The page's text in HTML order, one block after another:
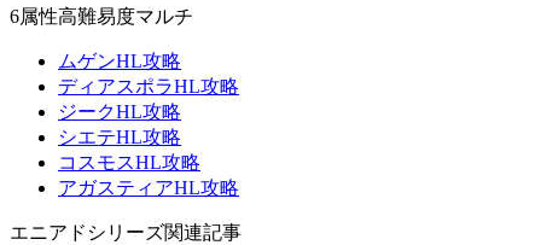
6属性高難易度マルチ
ムゲンHL攻略
ディアスポラHL攻略
ジークHL攻略
シエテHL攻略
コスモスHL攻略
アガスティアHL攻略
エニアドシリーズ関連記事